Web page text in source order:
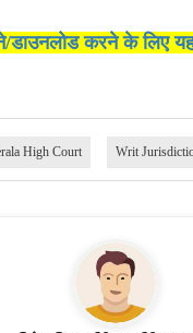
करने के लिए
High Court Writ